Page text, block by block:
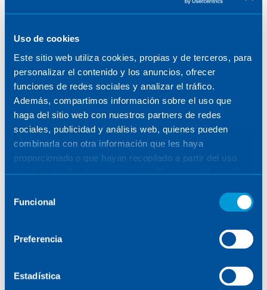
Uso de cookies
Este sitio web utiliza cookies, propias y de terceros, para
personalizar el contenido y los anuncios, ofrecer
funciones de redes sociales y analizar el tráfico.
Además, compartimos información sobre el uso que
haga del sitio web con nuestros partners de redes
sociales, publicidad y análisis web, quienes pueden
combinarla con otra información que les haya
proporcionado o que hayan recopilado a partir del uso
Funcional
Preferencia
Estadística
EL ALMA DETRÁS DEL PROYECTO
29 de octubre de 2025